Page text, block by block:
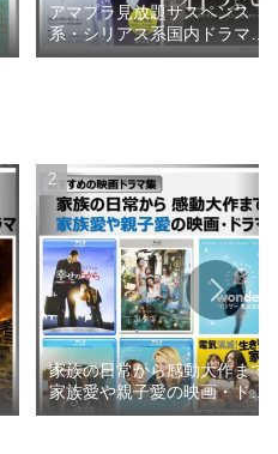
アマプラ見放題サスペンス
系・シリアス系国内ドラマ
2026年1月【おすすめの映画
家族の日常から感動大作まで
家族愛や親子愛の映画・ドラ
マ【おすすめの映画ドラマ